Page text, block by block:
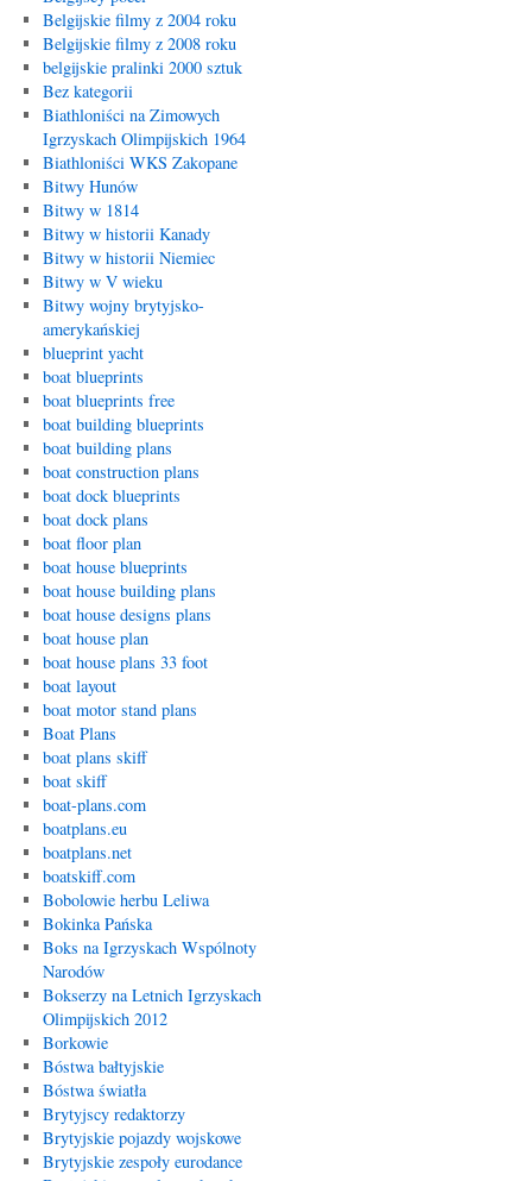
Belgijskie filmy z 2004 roku
Belgijskie filmy z 2008 roku
belgijskie pralinki 2000 sztuk
Bez kategorii
Biathloniści na Zimowych
Igrzyskach Olimpijskich 1964
Biathloniści WKS Zakopane
Bitwy Hunów
Bitwy w 1814
Bitwy w historii Kanady
Bitwy w historii Niemiec
Bitwy w V wieku
Bitwy wojny brytyjsko-
amerykańskiej
blueprint yacht
boat blueprints
boat blueprints free
boat building blueprints
boat building plans
boat construction plans
boat dock blueprints
boat dock plans
boat floor plan
boat house blueprints
boat house building plans
boat house designs plans
boat house plan
boat house plans 33 foot
boat layout
boat motor stand plans
Boat Plans
boat plans skiff
boat skiff
boat-plans.com
boatplans.eu
boatplans.net
boatskiff.com
Bobolowie herbu Leliwa
Bokinka Pańska
Boks na Igrzyskach Wspólnoty
Narodów
Bokserzy na Letnich Igrzyskach
Olimpijskich 2012
Borkowie
Bóstwa bałtyjskie
Bóstwa światła
Brytyjscy redaktorzy
Brytyjskie pojazdy wojskowe
Brytyjskie zespoły eurodance